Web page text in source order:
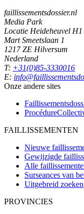
faillissementsdossier.nl
Media Park
Locatie Heideheuvel H1
Mart Smeetslaan 1
1217 ZE Hilversum
Nederland
T: +31(0)85-3330016
E:
Onze andere sites
FAILLISSEMENTEN
Nieuwe
Gewijzigde
Alle
Surseances van
Uitgebreid zoeken
PROVINCIES